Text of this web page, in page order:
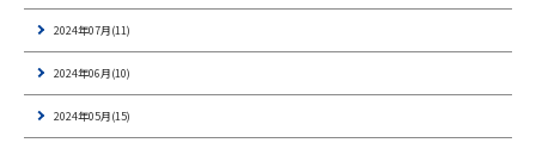
2024年07月(11)
2024年06月(10)
2024年05月(15)